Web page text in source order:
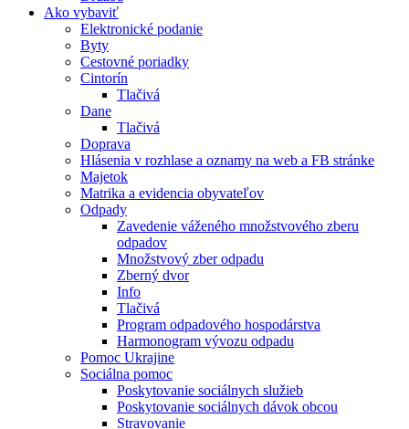
Ako vybaviť
Elektronické podanie
Byty
Cestovné poriadky
Cintorín
Tlačivá
Dane
Tlačivá
Doprava
Hlásenia v rozhlase a oznamy na web a FB stránke
Majetok
Matrika a evidencia obyvateľov
Odpady
Zavedenie váženého množstvového zberu
odpadov
Množstvový zber odpadu
Zberný dvor
Info
Tlačivá
Program odpadového hospodárstva
Harmonogram vývozu odpadu
Pomoc Ukrajine
Sociálna pomoc
Poskytovanie sociálnych služieb
Poskytovanie sociálnych dávok obcou
Stravovanie